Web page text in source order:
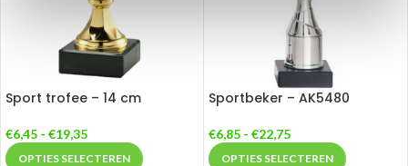
Sport trofee – 14 cm
€6,45 - €19,35
OPTIES SELECTEREN
Sportbeker – AK5480
€6,85 - €22,75
OPTIES SELECTEREN